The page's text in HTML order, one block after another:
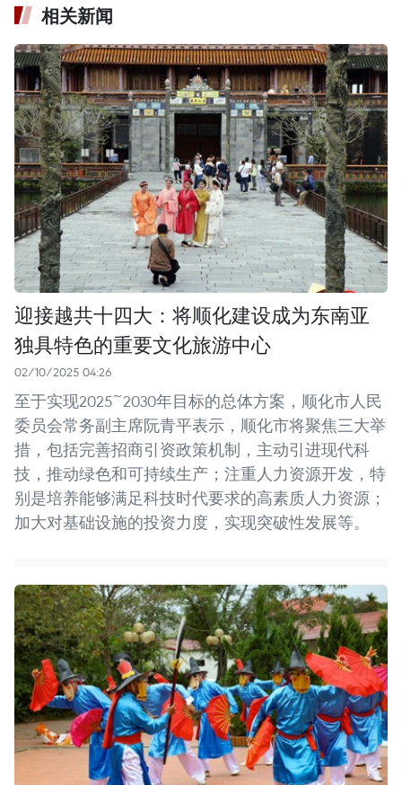
相关新闻
迎接越共十四大：将顺化建设成为东南亚
独具特色的重要文化旅游中心
02/10/2025 04:26
至于实现2025~2030年目标的总体方案，顺化市人民
委员会常务副主席阮青平表示，顺化市将聚焦三大举
措，包括完善招商引资政策机制，主动引进现代科
技，推动绿色和可持续生产；注重人力资源开发，特
别是培养能够满足科技时代要求的高素质人力资源；
加大对基础设施的投资力度，实现突破性发展等。